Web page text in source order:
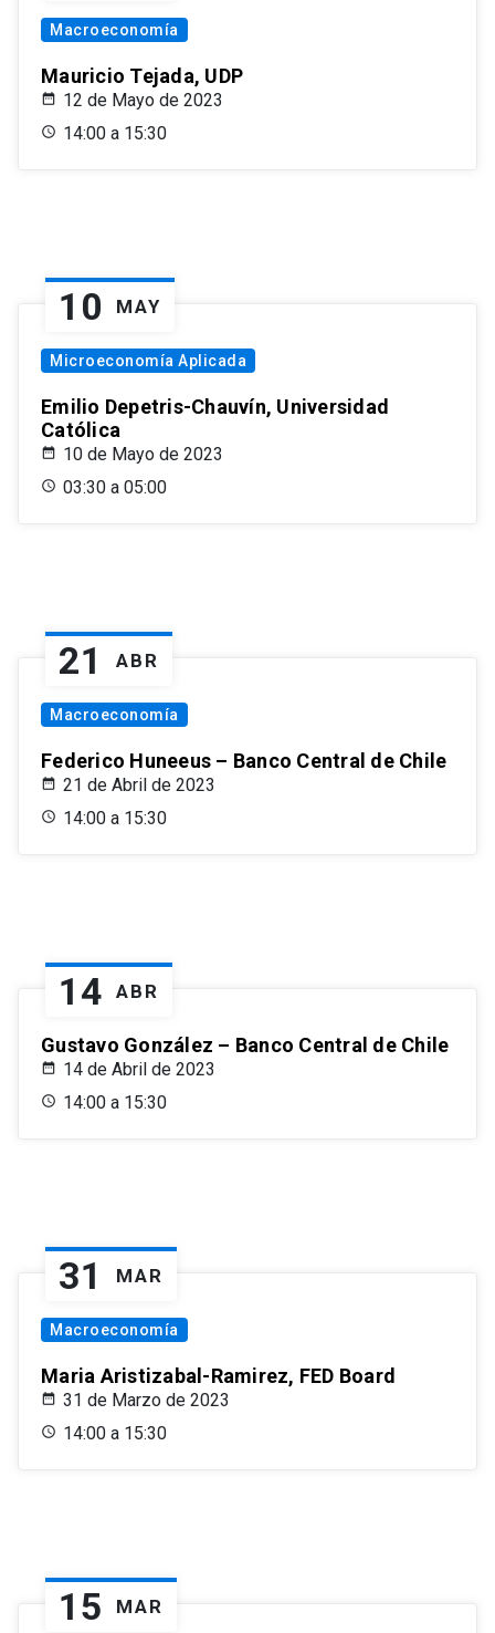
Macroeconomía
Mauricio Tejada, UDP
12 de Mayo de 2023
14:00 a 15:30
10 MAY
Microeconomía Aplicada
Emilio Depetris-Chauvín, Universidad
Católica
10 de Mayo de 2023
03:30 a 05:00
21 ABR
Macroeconomía
Federico Huneeus – Banco Central de Chile
21 de Abril de 2023
14:00 a 15:30
14 ABR
Gustavo González – Banco Central de Chile
14 de Abril de 2023
14:00 a 15:30
31 MAR
Macroeconomía
Maria Aristizabal-Ramirez, FED Board
31 de Marzo de 2023
14:00 a 15:30
15 MAR